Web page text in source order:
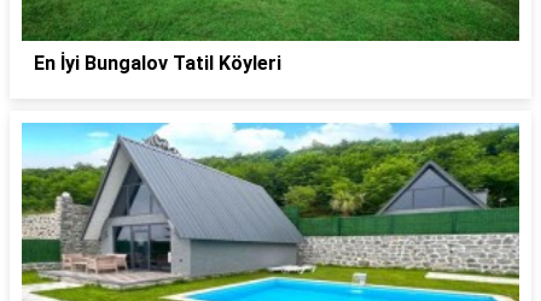
En İyi Bungalov Tatil Köyleri